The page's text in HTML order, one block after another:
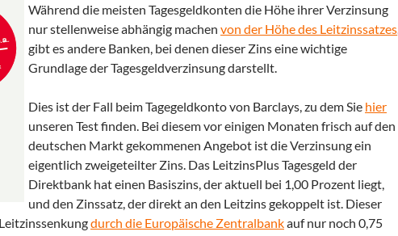
Während die meisten Tagesgeldkonten die Höhe ihrer Verzinsung
nur stellenweise abhängig machen von der Höhe des Leitzinssatzes
gibt es andere Banken, bei denen dieser Zins eine wichtige
Grundlage der Tagesgeldverzinsung darstellt.
Dies ist der Fall beim Tagegeldkonto von Barclays, zu dem Sie hier
unseren Test finden. Bei diesem vor einigen Monaten frisch auf den
deutschen Markt gekommenen Angebot ist die Verzinsung ein
eigentlich zweigeteilter Zins. Das LeitzinsPlus Tagesgeld der
Direktbank hat einen Basiszins, der aktuell bei 1,00 Prozent liegt,
und den Zinssatz, der direkt an den Leitzins gekoppelt ist. Dieser
durch die Europäische Zentralbankauf nur noch 0,75